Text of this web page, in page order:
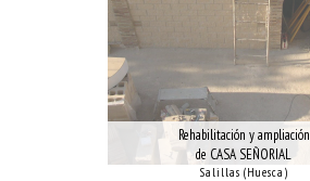
Rehabilitación y ampliación
de CASA SEÑORIAL
Salillas (Huesca)